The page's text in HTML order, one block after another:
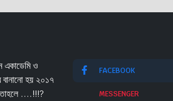
একাডেমি ও
হয় ২০১৭
....!!!?
FACEBOOK
MESSENGER